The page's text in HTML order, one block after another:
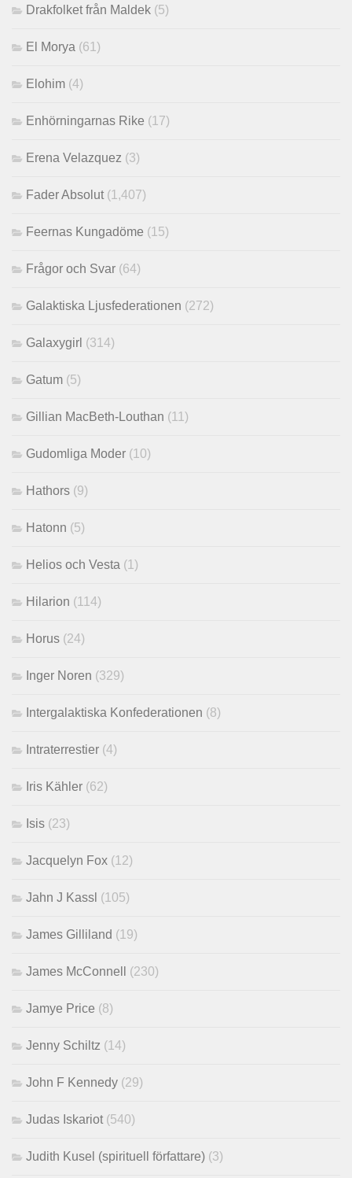
Drakfolket från Maldek (5)
El Morya (61)
Elohim (4)
Enhörningarnas Rike (17)
Erena Velazquez (3)
Fader Absolut (1,407)
Feernas Kungadöme (15)
Frågor och Svar (64)
Galaktiska Ljusfederationen (272)
Galaxygirl (314)
Gatum (5)
Gillian MacBeth-Louthan (11)
Gudomliga Moder (10)
Hathors (9)
Hatonn (5)
Helios och Vesta (1)
Hilarion (114)
Horus (24)
Inger Noren (329)
Intergalaktiska Konfederationen (8)
Intraterrestier (4)
Iris Kähler (62)
Isis (23)
Jacquelyn Fox (12)
Jahn J Kassl (105)
James Gilliland (19)
James McConnell (230)
Jamye Price (8)
Jenny Schiltz (14)
John F Kennedy (29)
Judas Iskariot (540)
Judith Kusel (spirituell författare) (3)